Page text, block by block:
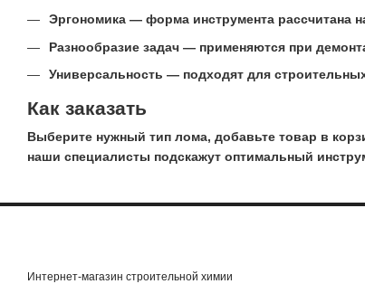
Эргономика — форма инструмента рассчитана
Разнообразие задач — применяются при
Универсальность — подходят для
Как заказать
Выберите нужный тип лома, добавьте товар в
наши специалисты подскажут оптимальный
Интернет-магазин строительной химии